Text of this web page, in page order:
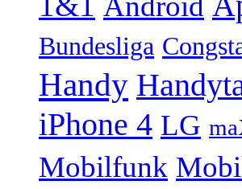
Bundesliga
Handy
iPhone 4 LG
Mobilfunk